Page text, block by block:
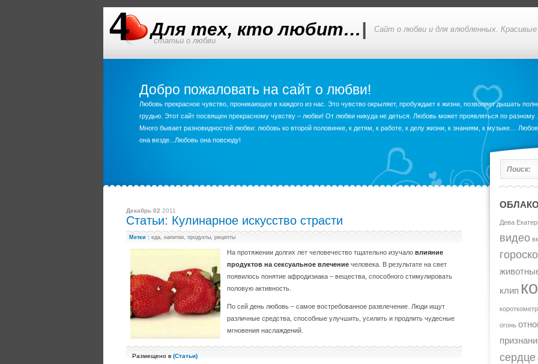
Для тех, кто любит…|
Сайт о любви и для влюбленных.
статьи о любви
Добро пожаловать на сайт о любви!
Любовь прекрасное чувство, проникающее в каждого из нас. Это чувство окрыляет, пробуждает к жизни, позволяет дышать
грудью. Этот сайт посвящен прекрасному чувству – любви! От любви никуда не деться. Любовь может проявляться по
Много бывает разновидностей любви: любовь ко второй половинке, к детям, к работе, к делу жизни, к знаниям, к музыке…
она везде...Любовь она повсюду!
Декабрь 02 2011
Статьи: Кулинарное искусство страсти
Метки : еда, напитки, продукты, рецепты
На протяжении долгих лет человечество тщательно изучало влияние
продуктов на сексуальное влечение человека. В результате на свет
появилось понятие афродизиака – вещества, способного стимулировать
половую активность.
По сей день любовь – самое востребованное развлечение. Люди ищут
различные средства, способные улучшить, усилить и продлить чудесные
мгновения наслаждений.
Размещено в (Статьи)
Поиск:
Дева
видео
клип
огонь
сердце